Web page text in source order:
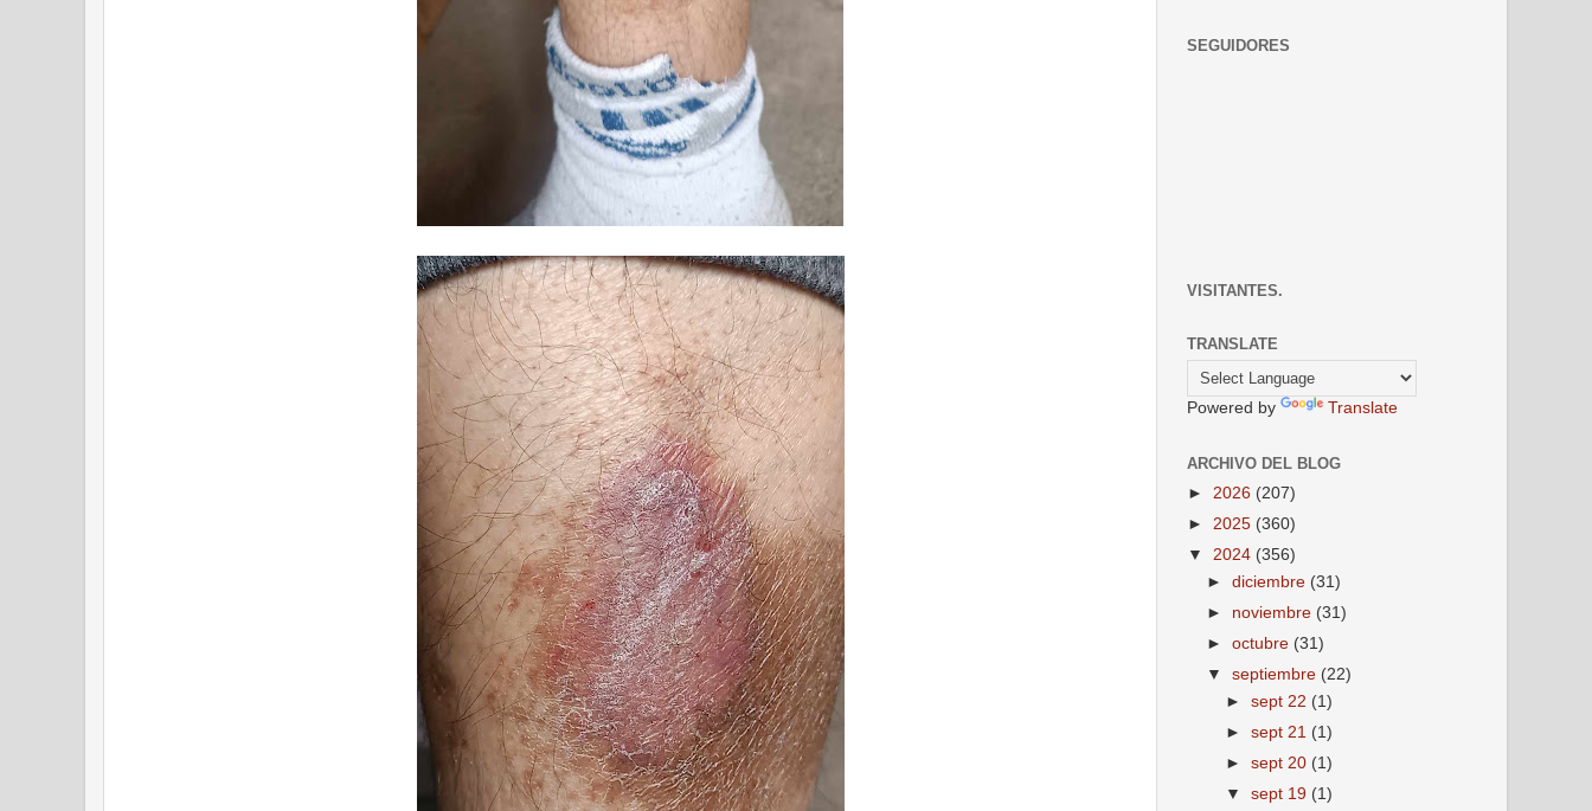
SEGUIDORES
VISITANTES.
TRANSLATE
Powered by Translate
ARCHIVO DEL BLOG
► 2026 (207)
► 2025 (360)
▼ 2024 (356)
►diciembre (31)
► noviembre (31)
►octubre (31)
▼septiembre (22)
►sept 22 (1)
►sept 21 (1)
►sept 20 (1)
▼sept 19 (1)